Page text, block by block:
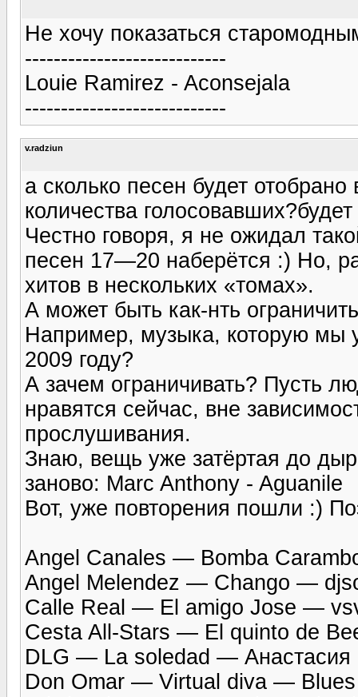
Не хочу показаться
----------------------------
Louie Ramirez - Aconsejala
----------------------------
v.radziun
а сколько песен будет
количества
Честно говоря, я не ожидал
песен 17—20 наберётся :) Но,
хитов в нескольких «томах».
А может быть как-нть
Например, музыка, которую мы
2009 году?
А зачем ограничивать? Пусть
нравятся сейчас, вне
прослушивания.
Знаю, вещь уже затёртая до
заново: Marc Anthony - Aguanile
Вот, уже повторения пошли :)
Angel Canales — Bomba
Angel Melendez — Chango —
Calle Real — El amigo Jose —
Cesta All-Stars — El quinto de
DLG — La soledad — Анастасия
Don Omar — Virtual diva — Blues